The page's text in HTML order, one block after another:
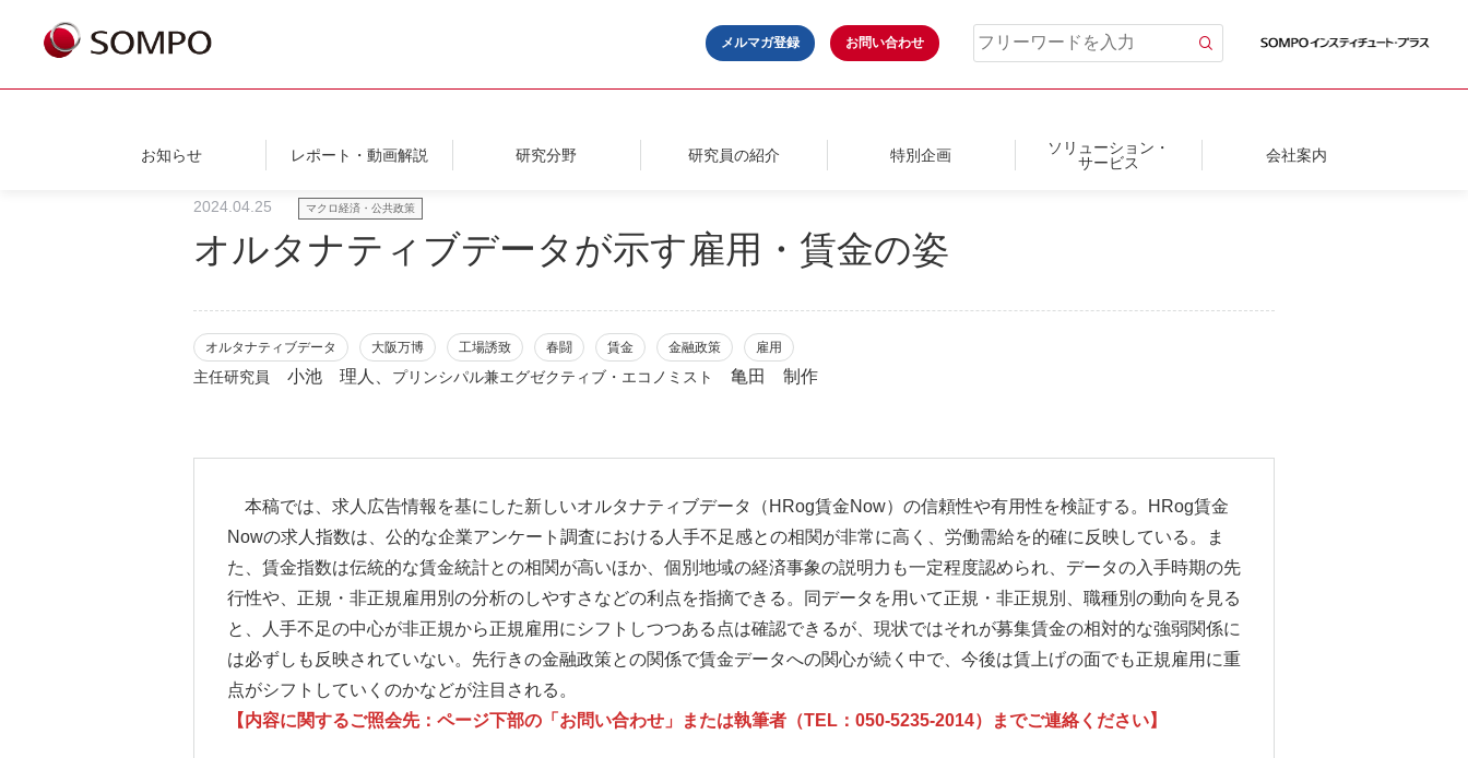
メルマガ登録 お問い合わせ
お知らせ レポート・動画解説 研究分野 研究員の紹介 特別企画
ソリューション・
サービス
会社案内
2024.04.25 マクロ経済・公共政策
オルタナティブデータが示す雇用・賃金の姿
オルタナティブデータ 大阪万博 工場誘致 春闘 賃金 金融政策 雇用
主任研究員 小池 理人、 プリンシパル兼エグゼクティブ・エコノミスト 亀田 制作
本稿では、求人広告情報を基にした新しいオルタナティブデータ（HRog賃金Now）の信頼性や有用性を検証する。HRog賃金
Nowの求人指数は、公的な企業アンケート調査における人手不足感との相関が非常に高く、労働需給を的確に反映している。ま
た、賃金指数は伝統的な賃金統計との相関が高いほか、個別地域の経済事象の説明力も一定程度認められ、データの入手時期の先
行性や、正規・非正規雇用別の分析のしやすさなどの利点を指摘できる。同データを用いて正規・非正規別、職種別の動向を見る
と、人手不足の中心が非正規から正規雇用にシフトしつつある点は確認できるが、現状ではそれが募集賃金の相対的な強弱関係に
は必ずしも反映されていない。先行きの金融政策との関係で賃金データへの関心が続く中で、今後は賃上げの面でも正規雇用に重
点がシフトしていくのかなどが注目される。
【内容に関するご照会先：ページ下部の「お問い合わせ」または執筆者（TEL：050-5235-2014）までご連絡ください】